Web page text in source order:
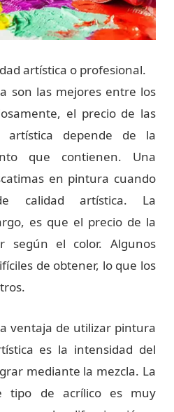
artística o profesional.
son las mejores entre los
el precio de las
artística depende de la
que contienen. Una
en pintura cuando
calidad artística. La
es que el precio de la
según el color. Algunos
de obtener, lo que los
ventaja de utilizar pintura
es la intensidad del
mediante la mezcla. La
tipo de acrílico es muy